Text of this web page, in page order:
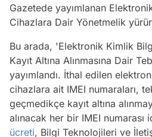
Gazetede yayımlanan
Cihazlara Dair Yönetmelik
Bu arada, 'Elektronik Kimlik
Kayıt Altına Alınmasına Dair
yayımlandı. İthal edilen
cihazlara ait IMEI numaraları,
geçmedikçe kayıt altına
alınacak her bir IMEI numarası
ücreti, Bilgi Teknolojileri ve